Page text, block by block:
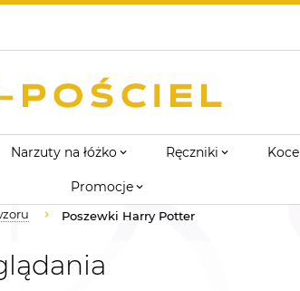
Narzuty na łóżko Ręczniki Koce
Promocje
Poszewki Harry Potter